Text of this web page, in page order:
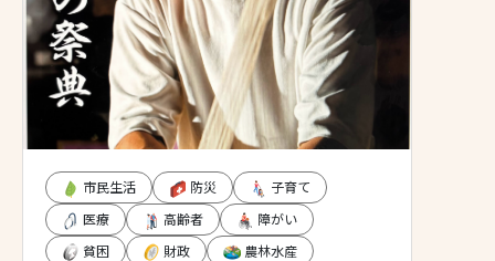
市民生活 防災
子育て
医療
高齢者
障がい
貧困
財政
農林水産